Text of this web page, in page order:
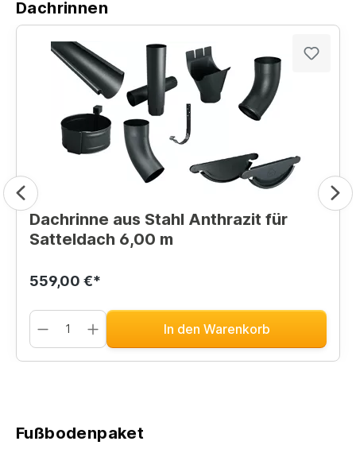
Dachrinnen
Dachrinne aus Stahl Anthrazit für
Satteldach 6,00 m
559,00 €*
In den Warenkorb
Fußbodenpaket